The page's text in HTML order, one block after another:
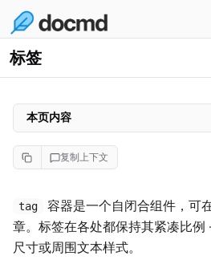
标签
复制上下文
tag
容器是一个自闭合组件，可
章。标签在各处都保持其紧凑比
尺寸或周围文本样式。
本页内容
语法参考
示例
版本徽章
状态标签
可链接标签